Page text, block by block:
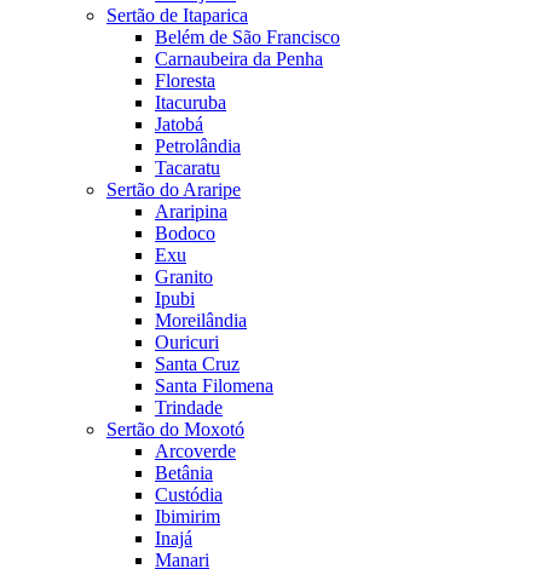
Sertão de Itaparica
Belém de São Francisco
Carnaubeira da Penha
Floresta
Itacuruba
Jatobá
Petrolândia
Tacaratu
Sertão do Araripe
Araripina
Bodoco
Exu
Granito
Ipubi
Moreilândia
Ouricuri
Santa Cruz
Santa Filomena
Trindade
Sertão do Moxotó
Arcoverde
Betânia
Custódia
Ibimirim
Inajá
Manari